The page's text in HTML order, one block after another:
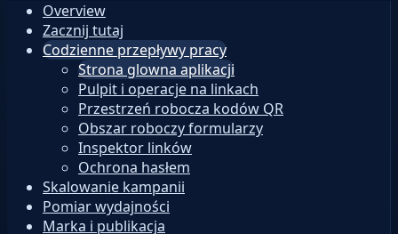
Overview
Zacznij tutaj
Codzienne przepływy pracy
Strona glowna aplikacji
Pulpit i operacje na linkach
Przestrzeń robocza kodów QR
Obszar roboczy formularzy
Inspektor linków
Ochrona hasłem
Skalowanie kampanii
Pomiar wydajności
Marka i publikacja